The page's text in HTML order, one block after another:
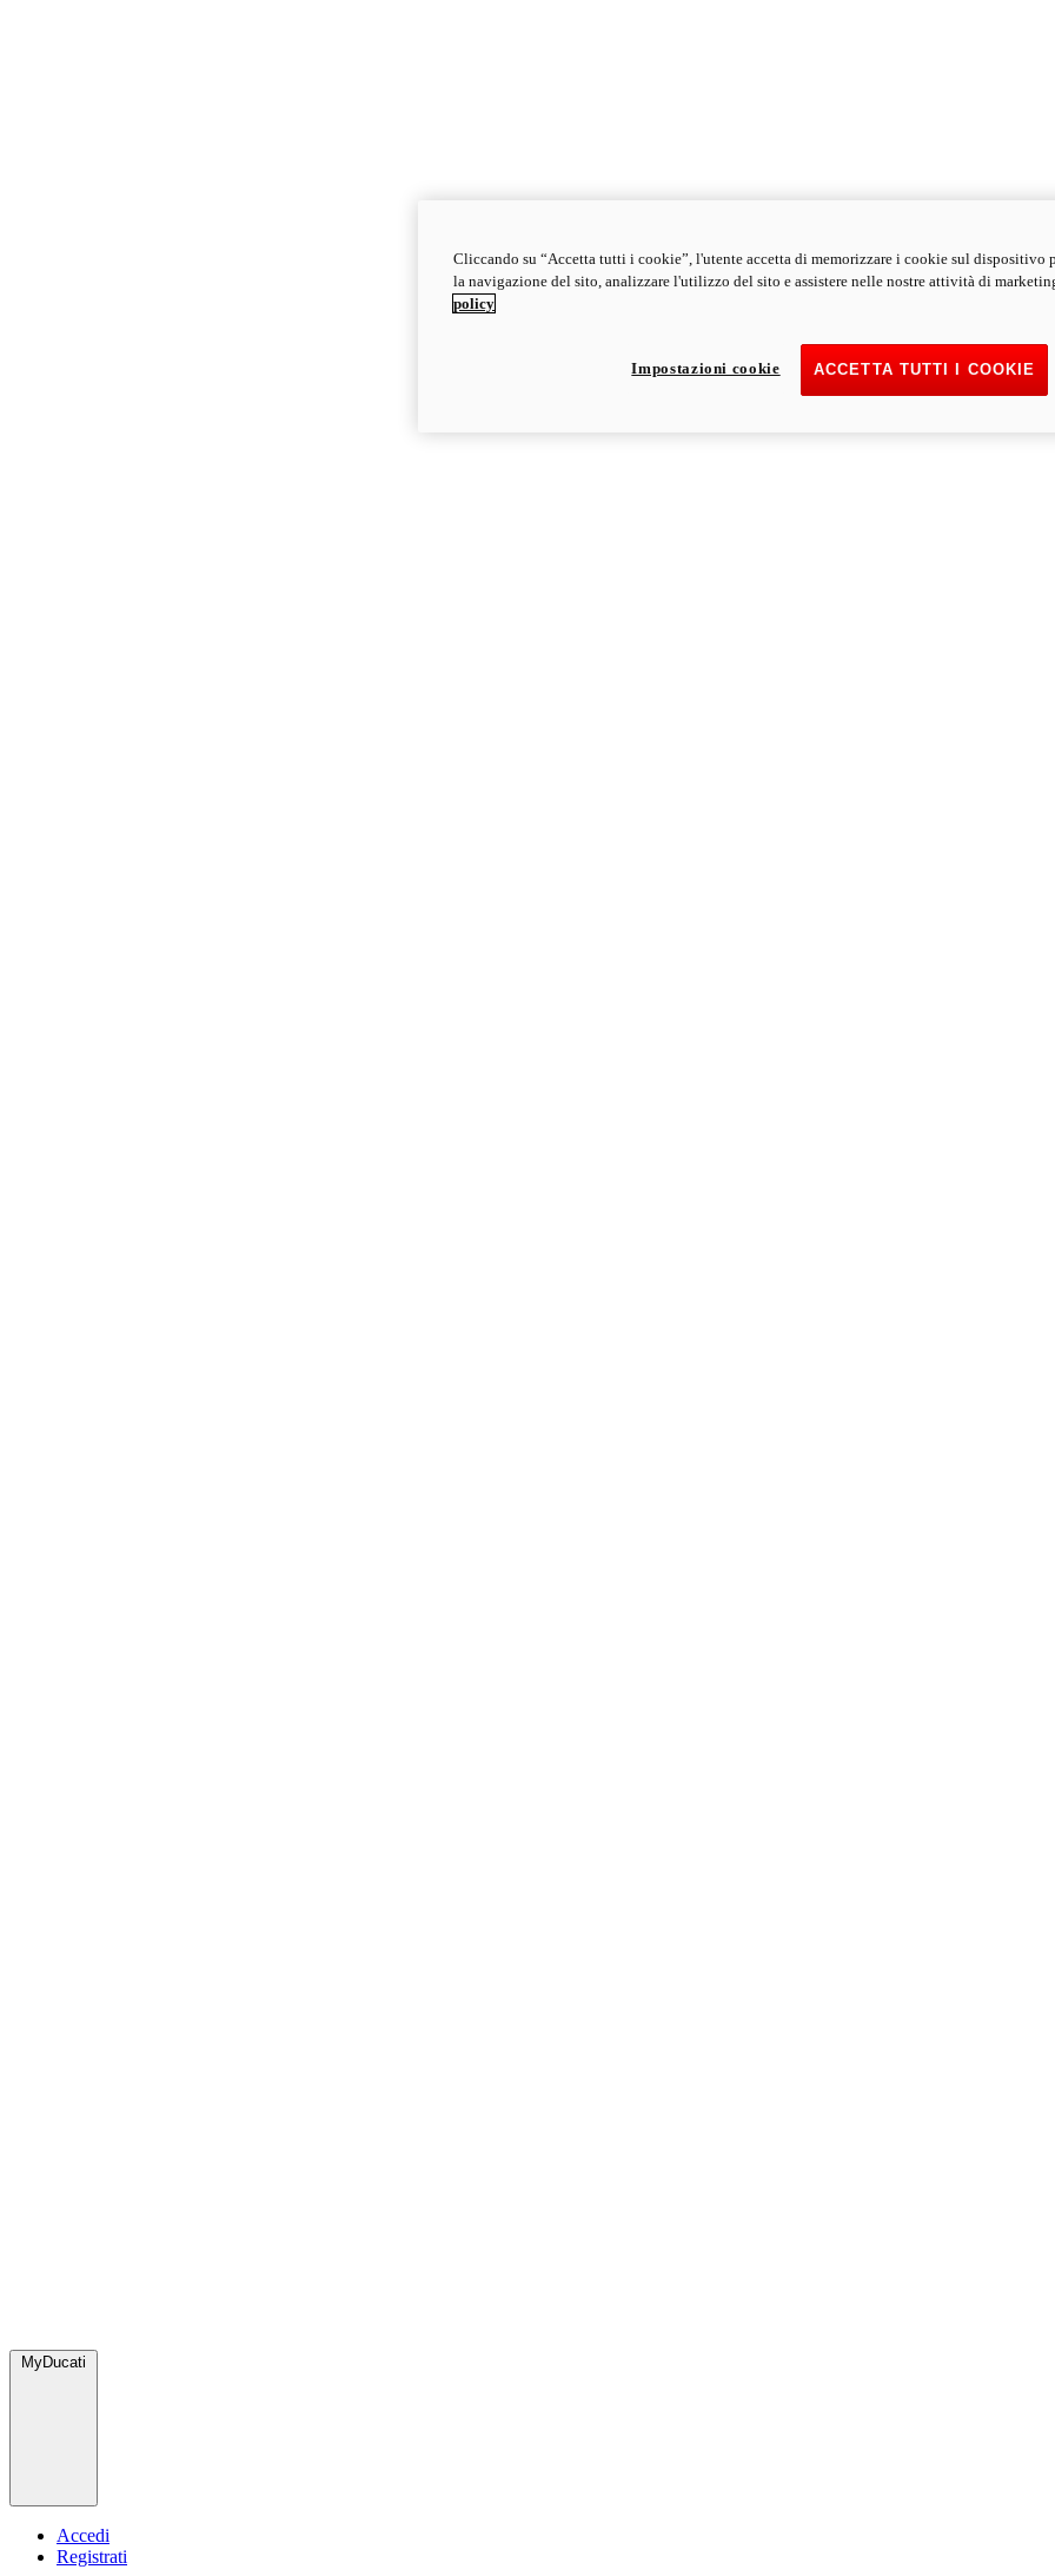
MyDucati
Accedi
Registrati
Cliccando su “Accetta tutti i cookie”, l'utente accetta di memorizzare i cookie sul dispositivo
la navigazione del sito, analizzare l'utilizzo del sito e assistere nelle nostre attività di
policy
ACCETTA TUTTI I COOKIE
Impostazioni cookie